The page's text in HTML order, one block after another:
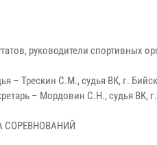
руководители спортивных
– Трескин С.М., судья ВК, г. Бийск
– Мордовин С.Н., судья ВК,
СОРЕВНОВАНИЙ